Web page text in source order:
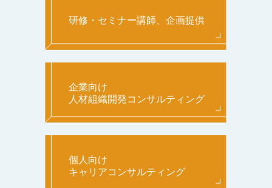
研修・セミナー講師、企画提供
企業向け
人材組織開発コンサルティング
個人向け
キャリアコンサルティング